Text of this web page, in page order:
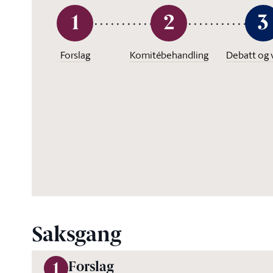
1
Forslag
2
Komitébehandling
3
Debatt og
Saksgang
Forslag